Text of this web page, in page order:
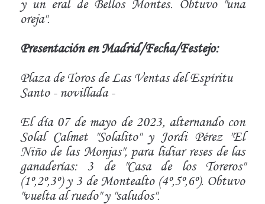
y un eral de Bellos Montes. Obtuvo "una
oreja".
Presentación en Madrid/Fecha/Festejo:
Plaza de Toros de Las Ventas del Espíritu
Santo - novillada -
El día 07 de mayo de 2023, alternando con
Solal Calmet "Solalito" y Jordi Pérez "El
Niño de las Monjas", para lidiar reses de las
ganaderías: 3 de "Casa de los Toreros"
(1º,2º,3º) y 3 de Montealto (4º,5º,6º). Obtuvo
"vuelta al ruedo" y "saludos".